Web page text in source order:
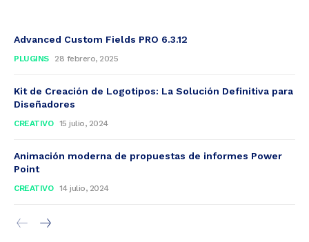
Advanced Custom Fields PRO 6.3.12
PLUGINS 28 febrero, 2025
Kit de Creación de Logotipos: La Solución Definitiva para
Diseñadores
CREATIVO 15 julio, 2024
Animación moderna de propuestas de informes Power
Point
CREATIVO 14 julio, 2024